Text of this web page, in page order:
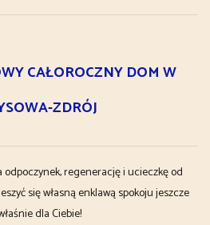
CAŁOROCZNY DOM W
ZDRÓJ
regenerację i ucieczkę od
się własną enklawą spokoju jeszcze
dla Ciebie!